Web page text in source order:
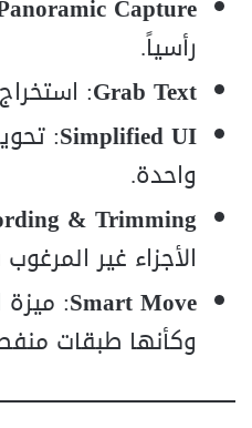
Capture
رأسياً.
Grab Text
:
Simplified UI
واحدة.
& Trimming
الأجزاء غير
Smart Move
:
وكأنها طبقات